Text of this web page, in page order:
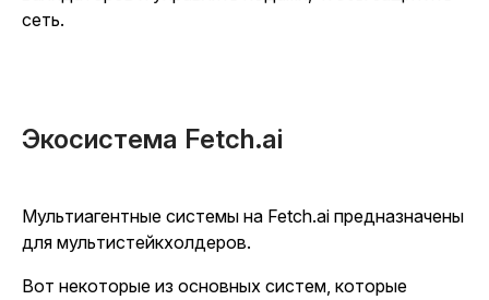
сеть.
Экосистема Fetch.ai
Мультиагентные системы на Fetch.ai предназначены
для мультистейкхолдеров.
Вот некоторые из основных систем, которые